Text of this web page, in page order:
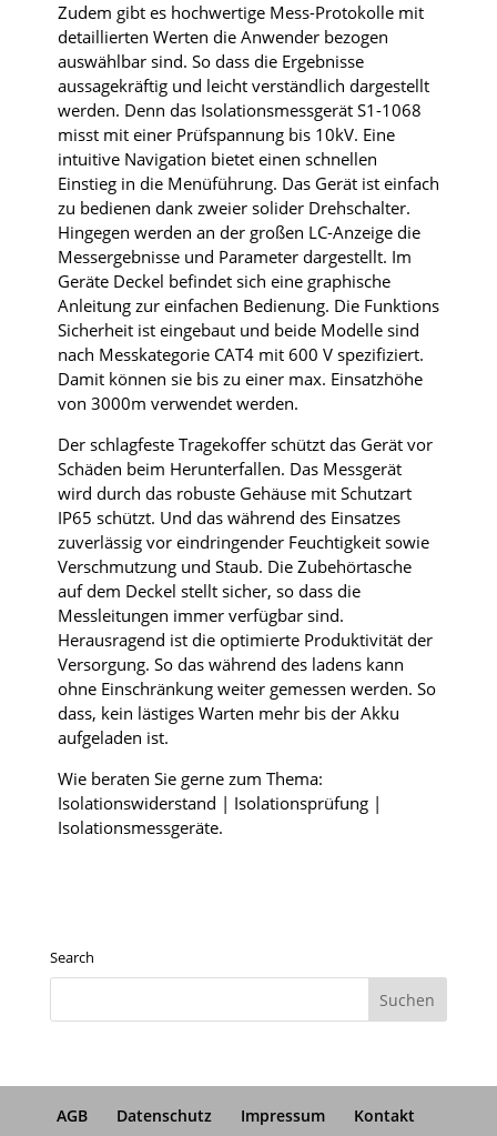
Zudem gibt es hochwertige Mess-Protokolle mit
detaillierten Werten die Anwender bezogen
auswählbar sind. So dass die Ergebnisse
aussagekräftig und leicht verständlich dargestellt
werden. Denn das Isolationsmessgerät S1-1068
misst mit einer Prüfspannung bis 10kV. Eine
intuitive Navigation bietet einen schnellen
Einstieg in die Menüführung. Das Gerät ist einfach
zu bedienen dank zweier solider Drehschalter.
Hingegen werden an der großen LC-Anzeige die
Messergebnisse und Parameter dargestellt. Im
Geräte Deckel befindet sich eine graphische
Anleitung zur einfachen Bedienung. Die Funktions
Sicherheit ist eingebaut und beide Modelle sind
nach Messkategorie CAT4 mit 600 V spezifiziert.
Damit können sie bis zu einer max. Einsatzhöhe
von 3000m verwendet werden.
Der schlagfeste Tragekoffer schützt das Gerät vor
Schäden beim Herunterfallen. Das Messgerät
wird durch das robuste Gehäuse mit Schutzart
IP65 schützt. Und das während des Einsatzes
zuverlässig vor eindringender Feuchtigkeit sowie
Verschmutzung und Staub. Die Zubehörtasche
auf dem Deckel stellt sicher, so dass die
Messleitungen immer verfügbar sind.
Herausragend ist die optimierte Produktivität der
Versorgung. So das während des ladens kann
ohne Einschränkung weiter gemessen werden. So
dass, kein lästiges Warten mehr bis der Akku
aufgeladen ist.
Wie beraten Sie gerne zum Thema:
Isolationswiderstand | Isolationsprüfung |
Isolationsmessgeräte.
Search
AGB Datenschutz Impressum Kontakt